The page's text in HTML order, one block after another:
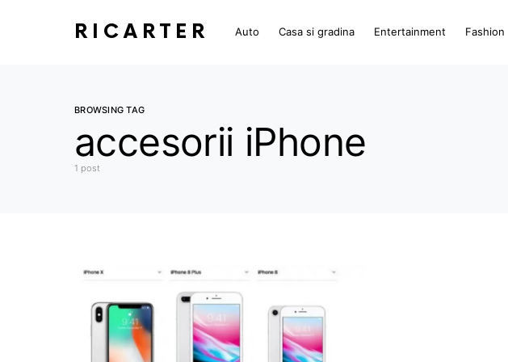
RICARTER Auto Casa si gradina Entertainment Fashion
BROWSING TAG
accesorii iPhone
1 post